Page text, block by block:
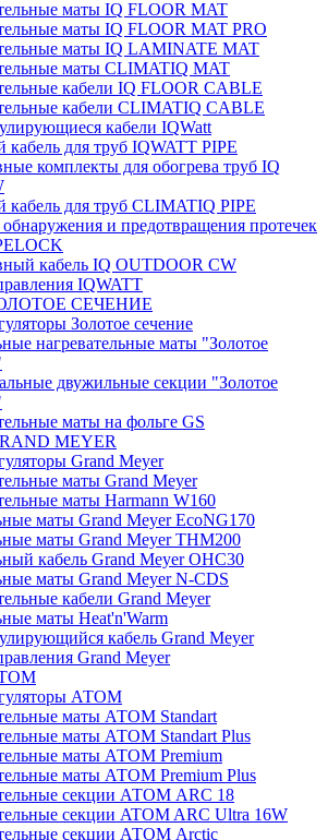
маты IQ FLOOR MAT
маты IQ FLOOR MAT PRO
маты IQ LAMINATE MAT
маты CLIMATIQ MAT
кабели IQ FLOOR CABLE
кабели CLIMATIQ CABLE
кабели IQWatt
для труб IQWATT PIPE
комплекты для обогрева труб IQ
для труб CLIMATIQ PIPE
и предотвращения протечек
кабель IQ OUTDOOR CW
IQWATT
СЕЧЕНИЕ
Золотое сечение
нагревательные маты "Золотое
двужильные секции "Золотое
маты на фольге GS
MEYER
Grand Meyer
маты Grand Meyer
маты Harmann W160
маты Grand Meyer EcoNG170
маты Grand Meyer THM200
кабель Grand Meyer OHC30
маты Grand Meyer N-CDS
кабели Grand Meyer
маты Heat'n'Warm
кабель Grand Meyer
Grand Meyer
АТОМ
маты АТОМ Standart
маты АТОМ Standart Plus
маты АТОМ Premium
маты АТОМ Premium Plus
секции АТОМ ARC 18
секции ATOM ARC Ultra 16W
секции АТОМ Arctic